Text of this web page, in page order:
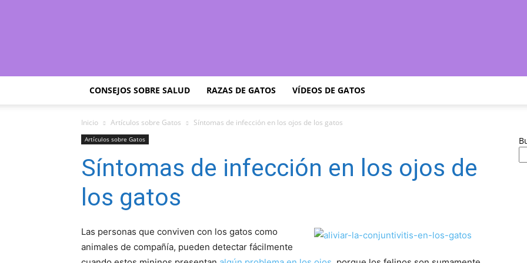
Cuidar
CONSEJOS SOBRE SALUD RAZAS DE GATOS VÍDEOS DE GATOS
Inicio Artículos sobre Gatos Síntomas de infección en los ojos de los gatos
Artículos sobre Gatos
Síntomas de infección en los ojos de
los gatos
Las personas que conviven con los gatos como
animales de compañía, pueden detectar fácilmente